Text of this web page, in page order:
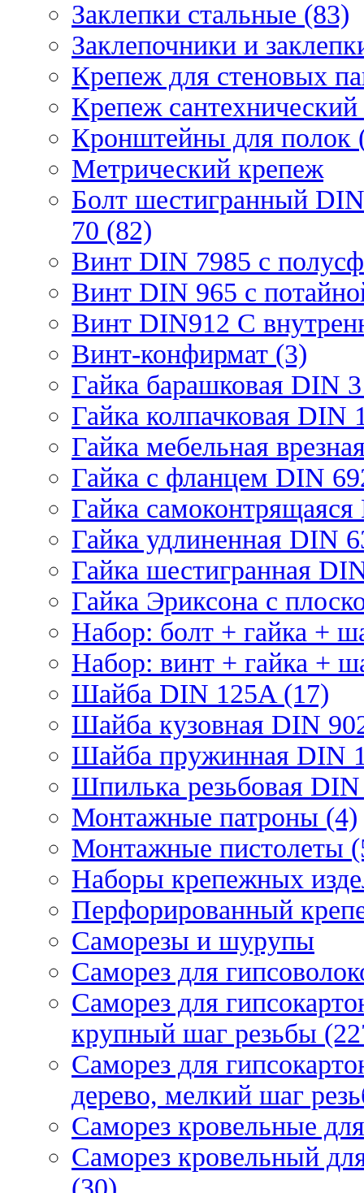
Заклепки стальные (83)
Заклепочники и
Крепеж для стеновых
Крепеж
Кронштейны для полок
Метрический крепеж
Болт шестигранный
70 (82)
Винт DIN 7985 с
Винт DIN 965 с
Винт DIN912 С
Винт-конфирмат (3)
Гайка барашковая DIN
Гайка колпачковая DIN
Гайка мебельная
Гайка с фланцем DIN
Гайка
Гайка удлиненная DIN
Гайка шестигранная
Гайка Эриксона с
Набор: болт + гайка +
Набор: винт + гайка +
Шайба DIN 125A (17)
Шайба кузовная DIN
Шайба пружинная DIN
Шпилька резьбовая
Монтажные патроны (4)
Монтажные пистолеты
Наборы крепежных
Перфорированный
Саморезы и шурупы
Саморез для
Саморез для
крупный шаг резьбы
Саморез для
дерево, мелкий шаг
Саморез кровельные
Саморез кровельный